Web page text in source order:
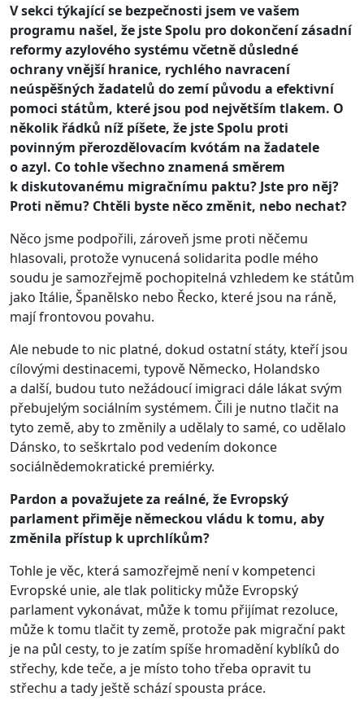
V sekci týkající se bezpečnosti jsem ve vašem
programu našel, že jste Spolu pro dokončení zásadní
reformy azylového systému včetně důsledné
ochrany vnější hranice, rychlého navracení
neúspěšných žadatelů do zemí původu a efektivní
pomoci státům, které jsou pod největším tlakem. O
několik řádků níž píšete, že jste Spolu proti
povinným přerozdělovacím kvótám na žadatele
o azyl. Co tohle všechno znamená směrem
k diskutovanému migračnímu paktu? Jste pro něj?
Proti němu? Chtěli byste něco změnit, nebo nechat?
Něco jsme podpořili, zároveň jsme proti něčemu
hlasovali, protože vynucená solidarita podle mého
soudu je samozřejmě pochopitelná vzhledem ke státům
jako Itálie, Španělsko nebo Řecko, které jsou na ráně,
mají frontovou povahu.
Ale nebude to nic platné, dokud ostatní státy, kteří jsou
cílovými destinacemi, typově Německo, Holandsko
a další, budou tuto nežádoucí imigraci dále lákat svým
přebujelým sociálním systémem. Čili je nutno tlačit na
tyto země, aby to změnily a udělaly to samé, co udělalo
Dánsko, to seškrtalo pod vedením dokonce
sociálnědemokratické premiérky.
Pardon a považujete za reálné, že Evropský
parlament přiměje německou vládu k tomu, aby
změnila přístup k uprchlíkům?
Tohle je věc, která samozřejmě není v kompetenci
Evropské unie, ale tlak politicky může Evropský
parlament vykonávat, může k tomu přijímat rezoluce,
může k tomu tlačit ty země, protože pak migrační pakt
je na půl cesty, to je zatím spíše hromadění kyblíků do
střechy, kde teče, a je místo toho třeba opravit tu
střechu a tady ještě schází spousta práce.